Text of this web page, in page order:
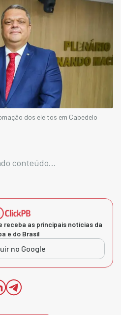
dos eleitos em Cabedelo
conteúdo...
receba as principais notícias da
e do Brasil
no Google